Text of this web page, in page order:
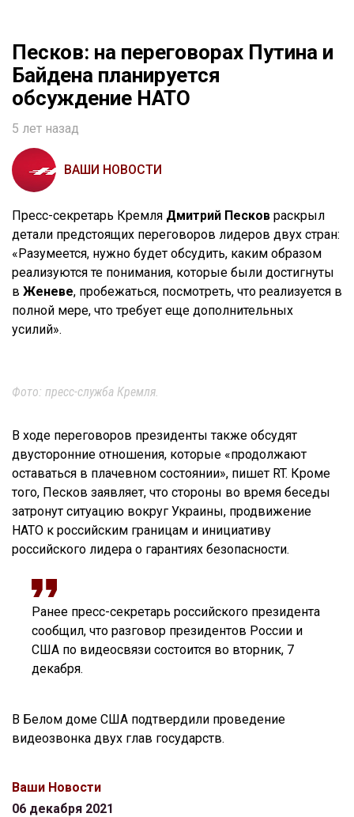
Песков: на переговорах Путина и
Байдена планируется
обсуждение НАТО
5 лет назад
ВАШИ НОВОСТИ
Пресс-секретарь Кремля Дмитрий Песков раскрыл
детали предстоящих переговоров лидеров двух стран:
«Разумеется, нужно будет обсудить, каким образом
реализуются те понимания, которые были достигнуты
в Женеве, пробежаться, посмотреть, что реализуется в
полной мере, что требует еще дополнительных
усилий».
Фото: пресс-служба Кремля.
В ходе переговоров президенты также обсудят
двусторонние отношения, которые «продолжают
оставаться в плачевном состоянии», пишет RT. Кроме
того, Песков заявляет, что стороны во время беседы
затронут ситуацию вокруг Украины, продвижение
НАТО к российским границам и инициативу
российского лидера о гарантиях безопасности.
Ранее пресс-секретарь российского президента
сообщил, что разговор президентов России и
США по видеосвязи состоится во вторник, 7
декабря.
В Белом доме США подтвердили проведение
видеозвонка двух глав государств.
Ваши Новости
06 декабря 2021